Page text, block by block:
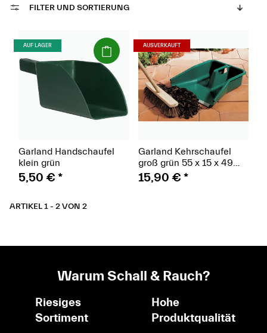
FILTER UND SORTIERUNG
AUF LAGER (Paket)
Garland Handschaufel
klein grün
5,50 € *
AUSVERKAUFT
Garland Kehrschaufel
groß grün 55 x 15 x 49
cm
15,90 € *
ARTIKEL 1 - 2 VON 2
Warum Schall & Rauch?
Riesiges
Sortiment
Hohe
Produktqualität